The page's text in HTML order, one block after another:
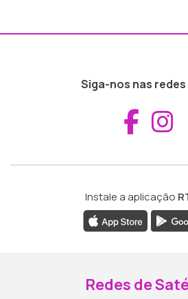
Siga-nos nas
Instale a aplicação
Redes de